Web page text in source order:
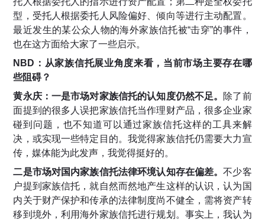
型，受托人根据委托人风险偏好、倾向等进行主动配置。
最近发生的某公众人物的海外家族信托被“击穿”的事件，
也在这方面给大家了一些启示。
NBD：从家族信托展业角度来看，当前市场主要存在哪
些阻碍？
黄永庆：一是市场对家族信托的认知度仍然不足。 除了前
面提到的很多人误把家族信托当作理财产品，很多企业家
碰到问题，也不知道可以通过家族信托这样的工具来解
决，或实现一些特定目的。我觉得家族信托仍需要大力宣
传，媒体能为此发声，我觉得挺好的。
二是市场对国内家族信托法律环境认知存在偏差。不少客
户提到家族信托，就自然而然地产生这样的认识，认为国
内关于财产保护和传承的法律制度尚不健全，需将资产转
移到境外，利用海外家族信托进行规划。事实上，我认为